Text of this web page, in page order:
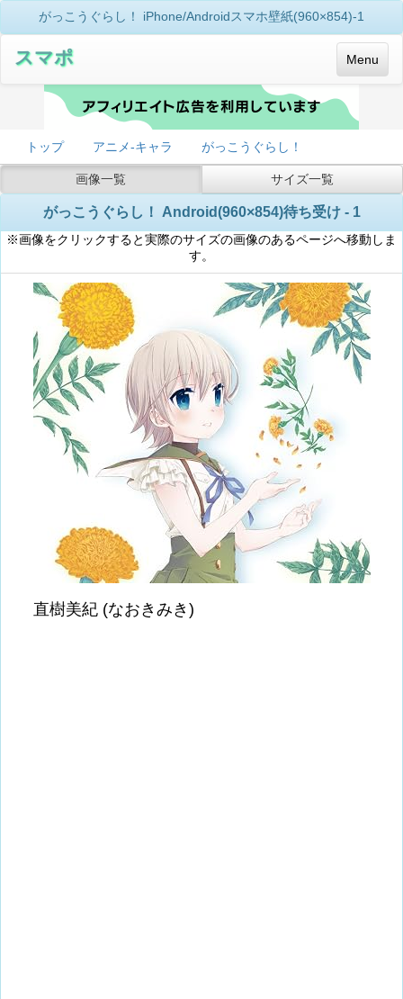
がっこうぐらし！ iPhone/Androidスマホ壁紙(960×854)-1
Menu
スマポ
トップ アニメ-キャラ がっこうぐらし！
画像一覧 サイズ一覧
がっこうぐらし！ Android(960×854)待ち受け - 1
※画像をクリックすると実際のサイズの画像のあるページへ移動しま
す。
直樹美紀 (なおきみき)